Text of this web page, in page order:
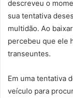
descreveu o
sua tentativa
multidão. Ao
percebeu que ele
transeuntes.
Em uma tentativa
veículo para